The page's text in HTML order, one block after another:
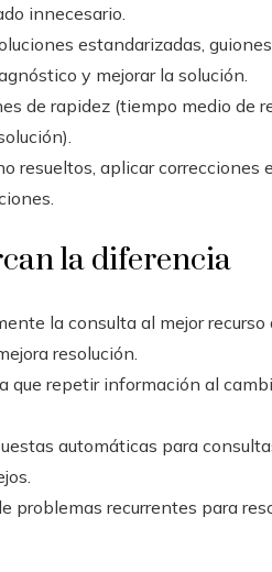
innecesario.
estandarizadas,
y mejorar la solución.
de rapidez (tiempo medio de
resueltos, aplicar correcciones
la diferencia
la consulta al mejor
resolución.
que repetir información al
automáticas para
problemas recurrentes para